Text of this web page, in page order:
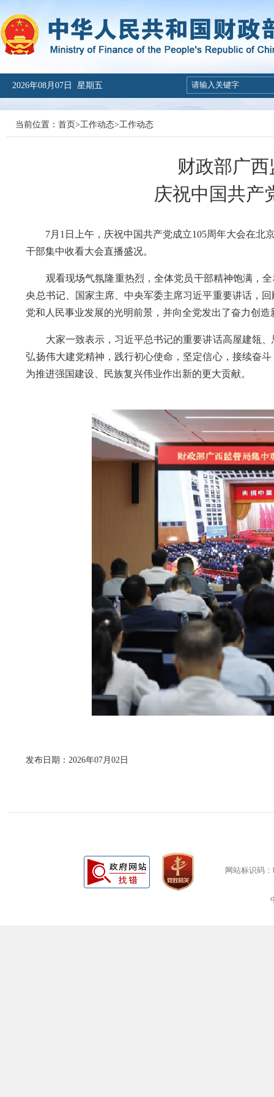
2026年08月07日 星期五
当前位置： 首页>工作动态>工作动态
财政部广
庆祝中国共产
7月1日上午，庆祝中国共产党成立105周年大会在北
干部集中收看大会直播盛况。
观看现场气氛隆重热烈，全体党员干部精神饱满，全
央总书记、国家主席、中央军委主席习近平重要讲话，
党和人民事业发展的光明前景，并向全党发出了奋力创
大家一致表示，习近平总书记的重要讲话高屋建瓴、
弘扬伟大建党精神，践行初心使命，坚定信心，接续奋
为推进强国建设、民族复兴伟业作出新的更大贡献。
发布日期：2026年07月02日
网站标识码